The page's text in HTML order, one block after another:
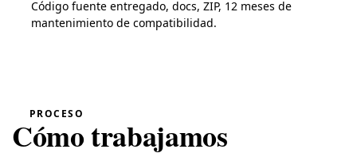
Código fuente entregado, docs, ZIP, 12 meses de
mantenimiento de compatibilidad.
PROCESO
Cómo trabajamos